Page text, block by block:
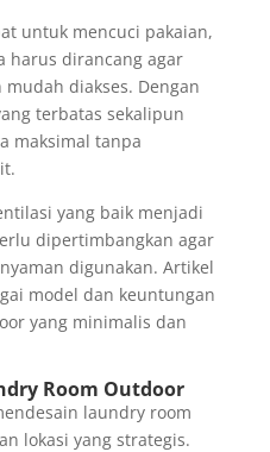
untuk mencuci pakaian,
harus dirancang agar
diakses. Dengan
terbatas sekalipun
maksimal tanpa
yang baik menjadi
dipertimbangkan agar
digunakan. Artikel
model dan keuntungan
yang minimalis dan
Room Outdoor
laundry room
lokasi yang strategis.